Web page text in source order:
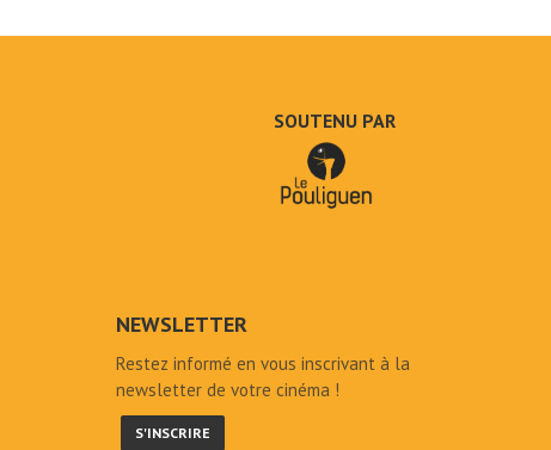
SOUTENU PAR
NEWSLETTER
Restez informé en vous inscrivant à la
newsletter de votre cinéma !
S'INSCRIRE